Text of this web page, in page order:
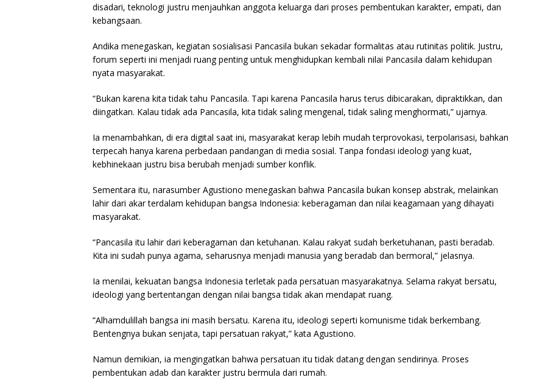
disadari, teknologi justru menjauhkan anggota keluarga dari proses pembentukan karakter, empati, dan
kebangsaan.
Andika menegaskan, kegiatan sosialisasi Pancasila bukan sekadar formalitas atau rutinitas politik. Justru,
forum seperti ini menjadi ruang penting untuk menghidupkan kembali nilai Pancasila dalam kehidupan
nyata masyarakat.
“Bukan karena kita tidak tahu Pancasila. Tapi karena Pancasila harus terus dibicarakan, dipraktikkan, dan
diingatkan. Kalau tidak ada Pancasila, kita tidak saling mengenal, tidak saling menghormati,” ujarnya.
Ia menambahkan, di era digital saat ini, masyarakat kerap lebih mudah terprovokasi, terpolarisasi, bahkan
terpecah hanya karena perbedaan pandangan di media sosial. Tanpa fondasi ideologi yang kuat,
kebhinekaan justru bisa berubah menjadi sumber konflik.
Sementara itu, narasumber Agustiono menegaskan bahwa Pancasila bukan konsep abstrak, melainkan
lahir dari akar terdalam kehidupan bangsa Indonesia: keberagaman dan nilai keagamaan yang dihayati
masyarakat.
“Pancasila itu lahir dari keberagaman dan ketuhanan. Kalau rakyat sudah berketuhanan, pasti beradab.
Kita ini sudah punya agama, seharusnya menjadi manusia yang beradab dan bermoral,” jelasnya.
Ia menilai, kekuatan bangsa Indonesia terletak pada persatuan masyarakatnya. Selama rakyat bersatu,
ideologi yang bertentangan dengan nilai bangsa tidak akan mendapat ruang.
“Alhamdulillah bangsa ini masih bersatu. Karena itu, ideologi seperti komunisme tidak berkembang.
Bentengnya bukan senjata, tapi persatuan rakyat,” kata Agustiono.
Namun demikian, ia mengingatkan bahwa persatuan itu tidak datang dengan sendirinya. Proses
pembentukan adab dan karakter justru bermula dari rumah.